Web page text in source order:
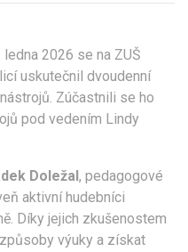
2026 se na ZUŠ
uskutečnil dvoudenní
Zúčastnili se ho
pod vedením Lindy
Doležal, pedagogové
aktivní hudebníci
Díky jejich zkušenostem
výuky a získat